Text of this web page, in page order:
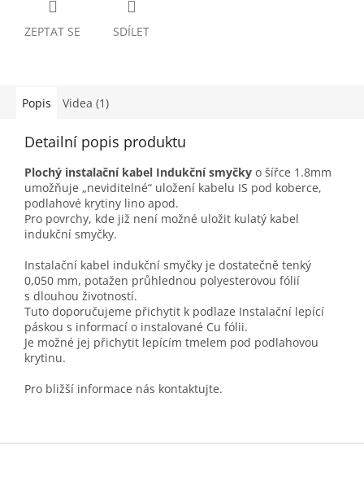
ZEPTAT SE SDÍLET
Popis Videa (1)
Detailní popis produktu
Plochý instalační kabel Indukční smyčky o šířce 1.8mm
umožňuje „neviditelné“ uložení kabelu IS pod koberce,
podlahové krytiny lino apod.
Pro povrchy, kde již není možné uložit kulatý kabel
indukční smyčky.
Instalační kabel indukční smyčky je dostatečně tenký
0,050 mm, potažen průhlednou polyesterovou fólií
s dlouhou životností.
Tuto doporučujeme přichytit k podlaze Instalační lepící
páskou s informací o instalované Cu fólii.
Je možné jej přichytit lepícím tmelem pod podlahovou
krytinu.
Pro bližší informace nás kontaktujte.
Z